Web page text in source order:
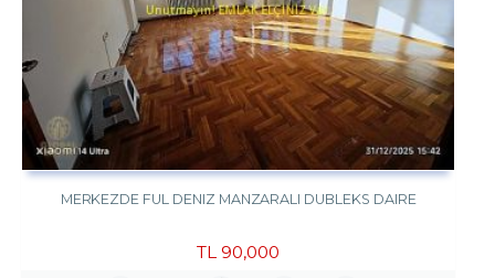
MERKEZDE FUL DENIZ MANZARALI DUBLEKS DAIRE
TL 90,000